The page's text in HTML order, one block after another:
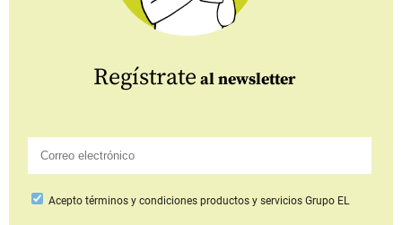
Regístrate al newsletter
Aceptotérminos y condiciones productos y serviciosGrupo EL